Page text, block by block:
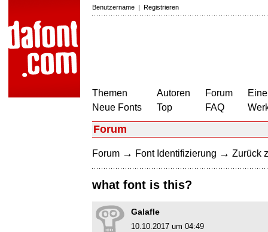
Benutzername | Registrieren
Themen
Neue Fonts
Autoren
Top
Forum
FAQ
Forum
Forum → Font Identifizierung → Zurück
what font is this?
Galafle
10.10.2017 um 04:49